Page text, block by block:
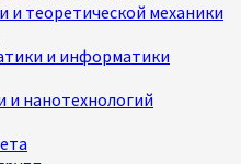
теоретической механики
и информатики
и нанотехнологий